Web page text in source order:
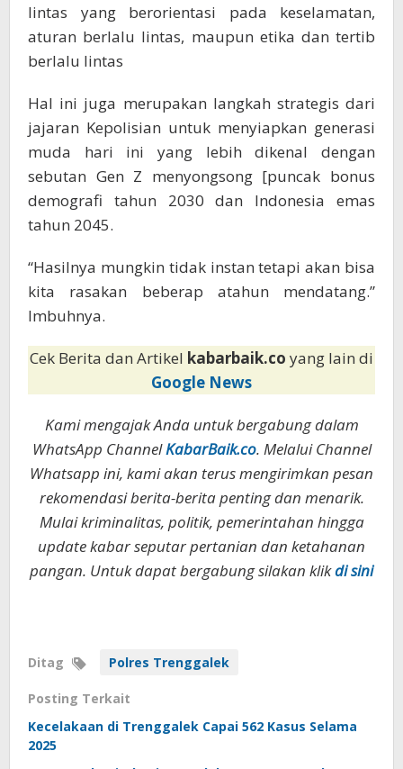
lintas yang berorientasi pada keselamatan,
aturan berlalu lintas, maupun etika dan tertib
berlalu lintas
Hal ini juga merupakan langkah strategis dari
jajaran Kepolisian untuk menyiapkan generasi
muda hari ini yang lebih dikenal dengan
sebutan Gen Z menyongsong [puncak bonus
demografi tahun 2030 dan Indonesia emas
tahun 2045.
“Hasilnya mungkin tidak instan tetapi akan bisa
kita rasakan beberap atahun mendatang.”
Imbuhnya.
Cek Berita dan Artikel kabarbaik.co yang lain di
Google News
Kami mengajak Anda untuk bergabung dalam
WhatsApp ChannelKabarBaik.co. Melalui Channel
Whatsapp ini, kami akan terus mengirimkan pesan
rekomendasi berita-berita penting dan menarik.
Mulai kriminalitas, politik, pemerintahan hingga
update kabar seputar pertanian dan ketahanan
pangan. Untuk dapat bergabung silakan klikdi sini
Ditag Polres Trenggalek
Posting Terkait
Kecelakaan di Trenggalek Capai 562 Kasus Selama
2025